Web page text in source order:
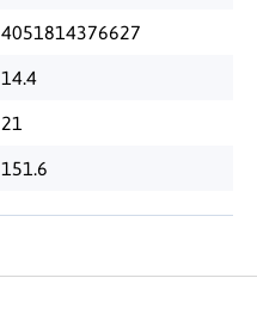
4051814376627
14.4
21
151.6